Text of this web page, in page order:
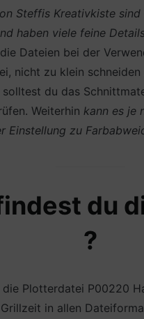
Steffis Kreativkiste
haben viele feine
Dateien bei der
nicht zu klein schneiden
solltest du das
Weiterhin kann es je
Einstellung zu
du
?
Plotterdatei P00220
in allen